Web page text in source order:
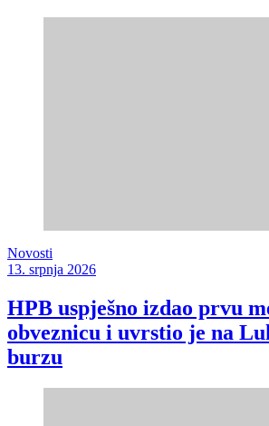
Novosti
13. srpnja 2026
HPB uspješno izdao prvu
obveznicu i uvrstio je na
burzu